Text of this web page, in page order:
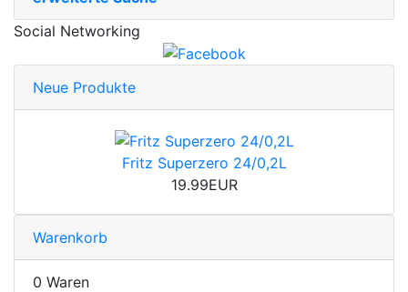
Social Networking
Neue Produkte
Fritz Superzero 24/0,2L
19.99EUR
Warenkorb
0 Waren